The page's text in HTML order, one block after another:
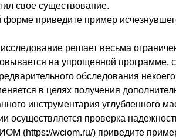
свое существование.
форме приведите пример
решает весьма
на упрощенной
обследования
в целях получения
инструментария углубленного
осуществляется проверка
(https://wciom.ru/) приведите